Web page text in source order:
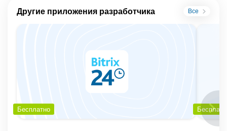
Другие приложения разработчика Все
Бесплатно